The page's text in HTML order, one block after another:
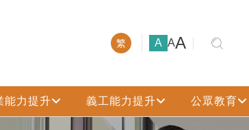
繁 A 小號字體
A中號字體
A 大號字體
能力提升 義工能力提升 公眾教育